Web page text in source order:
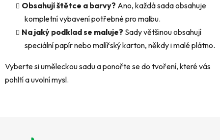
Obsahují štětce a barvy? Ano, každá sada obsahuje
kompletní vybavení potřebné pro malbu.
Na jaký podklad se maluje? Sady většinou obsahují
speciální papír nebo malířský karton, někdy i malé plátno.
Vyberte si uměleckou sadu a ponořte se do tvoření, které vás
pohltí a uvolní mysl.